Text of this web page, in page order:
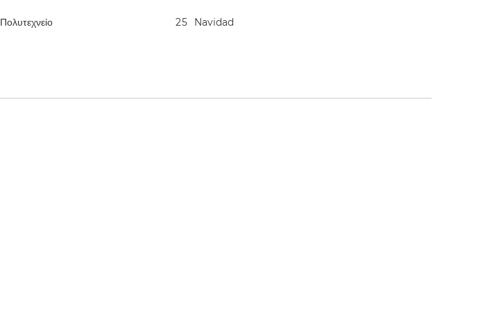
Πολυτεχνείο 25 Navidad